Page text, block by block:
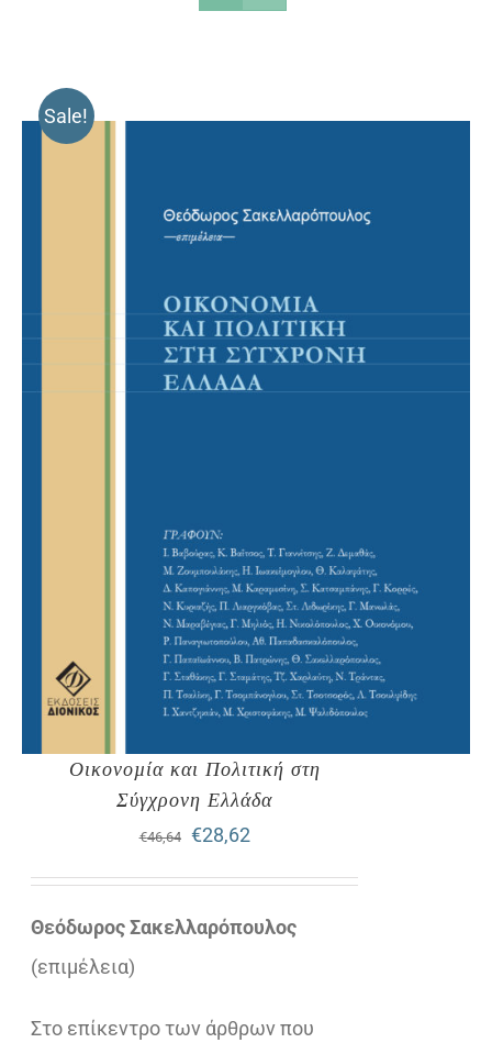
Sale!
Οικονοµία και Πολιτική στη
Σύγχρονη Ελλάδα
€46,64
Original
price
was:
€28,62Η
τρέχουσα
Θεόδωρος Σακελλαρόπουλος
(επιµέλεια)
Στο επίκεντρο των άρθρων που